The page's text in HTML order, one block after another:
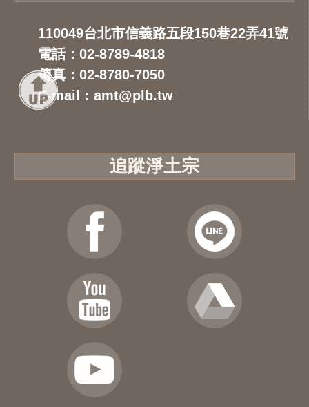
110049台北市信義路五段150巷22弄41號
電話：02-8789-4818
傳真：02-8780-7050
E-mail：amt@plb.tw
追蹤淨土宗